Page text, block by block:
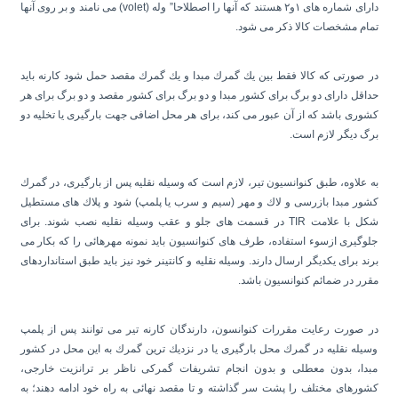
دارای شماره های ۱و۲ هستند كه آنها را اصطلاحا” وله (volet) می نامند و بر روی آنها
تمام مشخصات كالا ذكر می شود.
در صورتی كه كالا فقط بین یك گمرك مبدا و یك گمرك مقصد حمل شود كارنه باید
حداقل دارای دو برگ برای كشور مبدا و دو برگ برای كشور مقصد و دو برگ برای هر
كشوری باشد كه از آن عبور می كند، برای هر محل اضافی جهت بارگیری یا تخلیه دو
برگ دیگر لازم است.
به علاوه، طبق كنوانسیون تیر، لازم است كه وسیله نقلیه پس از بارگیری، در گمرك
كشور مبدا بازرسی و لاك و مهر (سیم و سرب یا پلمپ) شود و پلاك های مستطیل
شكل با علامت TIR در قسمت های جلو و عقب وسیله نقلیه نصب شوند. برای
جلوگیری ازسوء استفاده، طرف های كنوانسیون باید نمونه مهرهائی را كه بكار می
برند برای یكدیگر ارسال دارند. وسیله نقلیه و كانتینر خود نیز باید طبق استانداردهای
مقرر در ضمائم كنوانسیون باشد.
در صورت رعایت مقررات كنوانسون، دارندگان كارنه تیر می توانند پس از پلمپ
وسیله نقلیه در گمرك محل بارگیری یا در نزدیك ترین گمرك به این محل در كشور
مبدا، بدون معطلی و بدون انجام تشریفات گمركی ناظر بر ترانزیت خارجی،
كشورهای مختلف را پشت سر گذاشته و تا مقصد نهائی به راه خود ادامه دهند؛ به